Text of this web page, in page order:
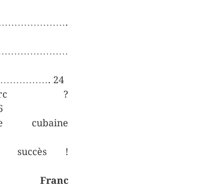
……………. 24
?
cubaine
succès !